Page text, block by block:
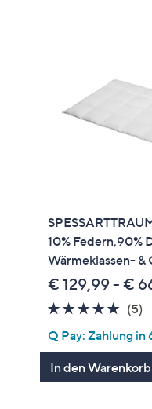
10% Federn,90%
Wärmeklassen- &
€ 129,99 - €
4.8
5
(5)
Q Pay: Zahlung in
In den Warenkorb